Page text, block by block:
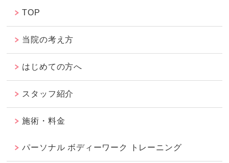
TOP
当院の考え方
はじめての方へ
スタッフ紹介
施術・料金
パーソナル ボディーワーク トレーニング